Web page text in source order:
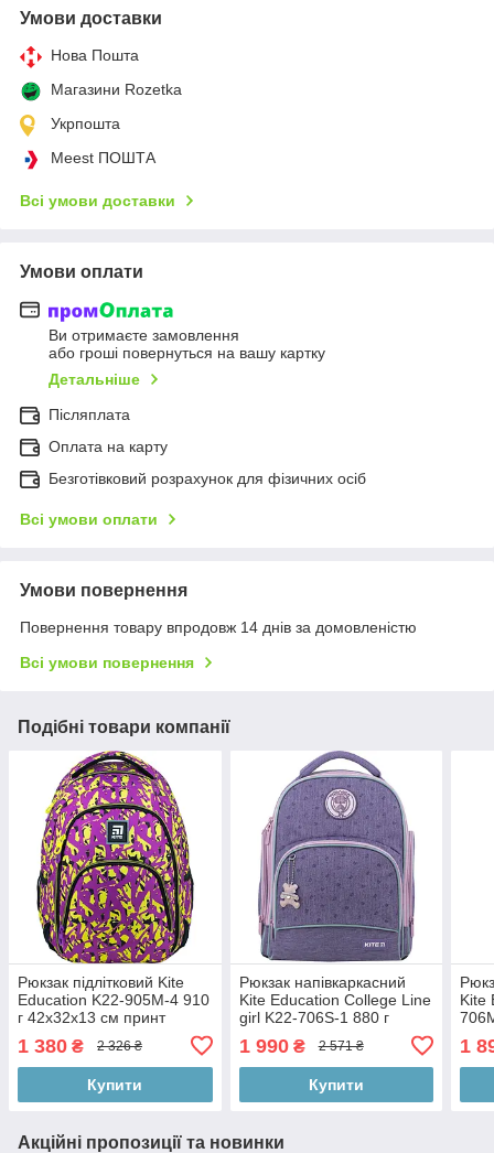
Умови доставки
Нова Пошта
Магазини Rozetka
Укрпошта
Meest ПОШТА
Всі умови доставки
Умови оплати
Ви отримаєте замовлення
або гроші повернуться на вашу картку
Детальніше
Післяплата
Оплата на карту
Безготівковий розрахунок для фізичних осіб
Всі умови оплати
Умови повернення
Повернення товару впродовж 14 днів за домовленістю
Всі умови повернення
Подібні товари компанії
Рюкзак підлітковий Kite
Education K22-905M-4 910
г 42х32х13 см принт
1 380 ₴ 2 326 ₴
Купити
Рюкзак напівкаркасний
Kite Education College Line
girl K22-706S-1 880 г
36x29x16.5 см бузковий
1 990₴ 2 571 ₴
Купити
Kite
1
Акційні пропозиції та новинки